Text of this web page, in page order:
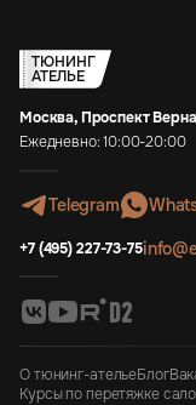
ТЮНИНГ
АТЕЛЬЕ
Москва, Проспект
Ежедневно: 10:00-20:00
Telegram
+7 (495) 227-73-75
О тюнинг-ательеБлог
Курсы по перетяжке